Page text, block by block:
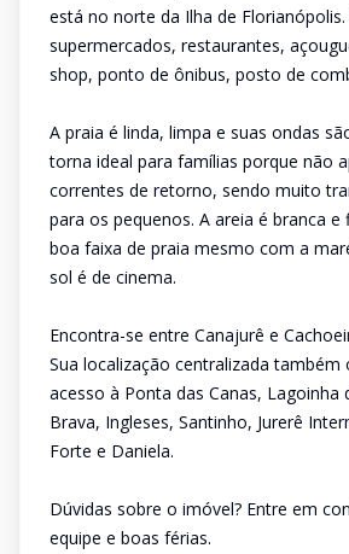
está no norte da Ilha de
supermercados, restaurantes,
shop, ponto de ônibus, posto de
A praia é linda, limpa e suas ondas
torna ideal para famílias porque não
correntes de retorno, sendo muito
para os pequenos. A areia é branca e
boa faixa de praia mesmo com a
sol é de cinema.
Encontra-se entre Canajurê e
Sua localização centralizada também
acesso à Ponta das Canas, Lagoinha
Brava, Ingleses, Santinho, Jurerê
Forte e Daniela.
Dúvidas sobre o imóvel? Entre em
equipe e boas férias.